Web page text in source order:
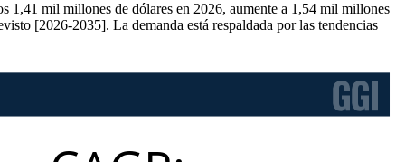
1,41 mil millones de dólares en 2026, aumente a 1,54 mil millones
[2026-2035]. La demanda está respaldada por las tendencias